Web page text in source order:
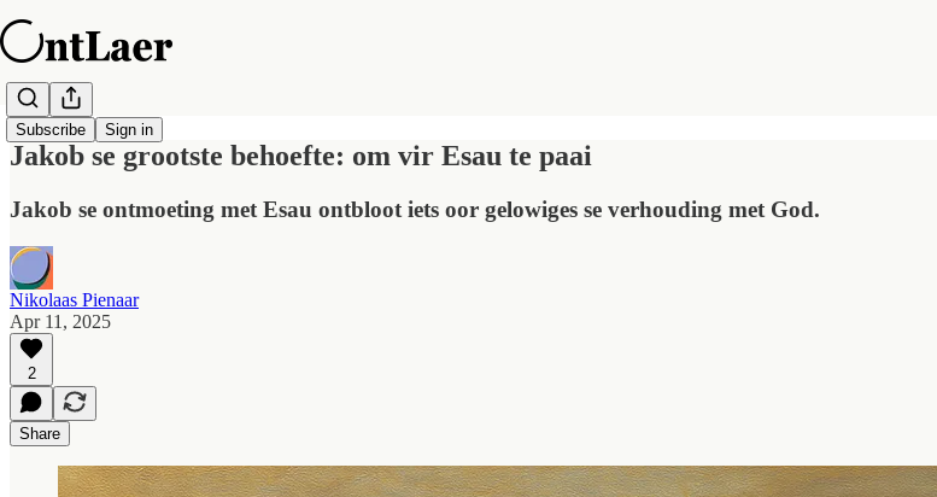
Subscribe Sign in
Jakob se grootste behoefte: om vir Esau te paai
Jakob se ontmoeting met Esau ontbloot iets oor gelowiges se verhouding met God.
Nikolaas Pienaar
Apr 11, 2025
2
Share